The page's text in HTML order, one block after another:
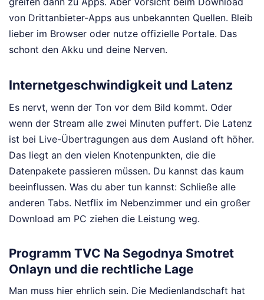
von Drittanbieter-Apps aus unbekannten Quellen. Bleib
lieber im Browser oder nutze offizielle Portale. Das
schont den Akku und deine Nerven.
Internetgeschwindigkeit und Latenz
Es nervt, wenn der Ton vor dem Bild kommt. Oder
wenn der Stream alle zwei Minuten puffert. Die Latenz
ist bei Live-Übertragungen aus dem Ausland oft höher.
Das liegt an den vielen Knotenpunkten, die die
Datenpakete passieren müssen. Du kannst das kaum
beeinflussen. Was du aber tun kannst: Schließe alle
anderen Tabs. Netflix im Nebenzimmer und ein großer
Download am PC ziehen die Leistung weg.
Programm TVC Na Segodnya Smotret
Onlayn und die rechtliche Lage
Man muss hier ehrlich sein. Die Medienlandschaft hat